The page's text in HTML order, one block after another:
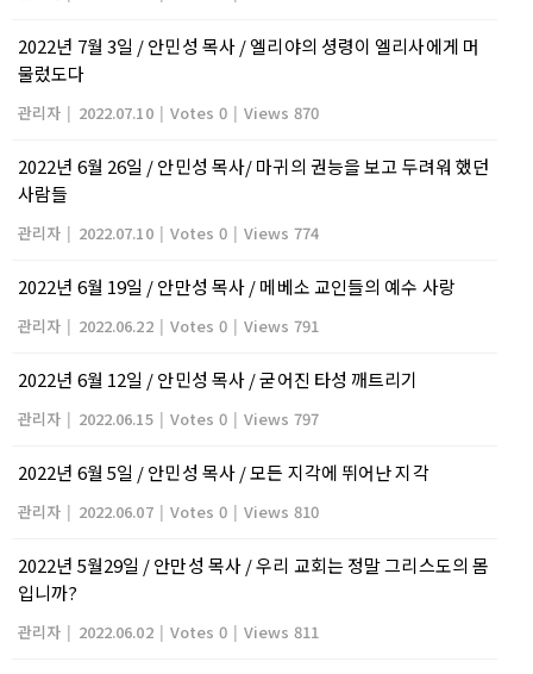
2022년 7월 3일 / 안민성 목사 / 엘리야의 셩령이 엘리사에게 머
물렀도다
관리자 | 2022.07.10 | Votes 0 | Views 870
2022년 6월 26일 / 안민성 목사/ 마귀의 권능을 보고 두려워 했던
사람들
관리자 | 2022.07.10 | Votes 0 | Views 774
2022년 6월 19일 / 안만성 목사 / 메베소 교인들의 예수 사랑
관리자 | 2022.06.22 | Votes 0 | Views 791
2022년 6월 12일 / 안민성 목사 / 굳어진 타성 깨트리기
관리자 | 2022.06.15 | Votes 0 | Views 797
2022년 6월 5일 / 안민성 목사 / 모든 지각에 뛰어난 지각
관리자 | 2022.06.07 | Votes 0 | Views 810
2022년 5월29일 / 안만성 목사 / 우리 교회는 정말 그리스도의 몸
입니까?
관리자 | 2022.06.02 | Votes 0 | Views 811